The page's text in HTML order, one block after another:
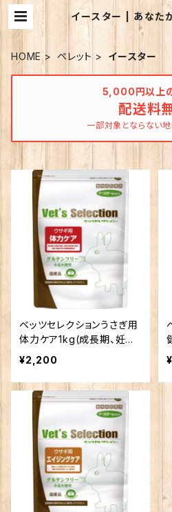
イースター | あなた
ること
HOME ペレット イースター
5,000円以上
配送料
一部対象とならない
ベッツセレクションうさぎ用
体力ケア1kg(成長期、妊娠、
授乳期用ペレット)
¥2,200